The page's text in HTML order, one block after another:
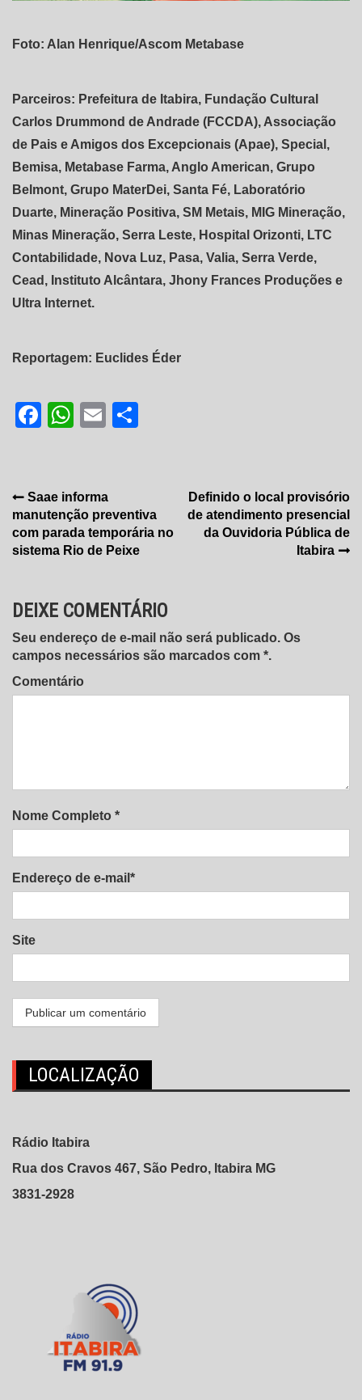
Foto: Alan Henrique/Ascom Metabase
Parceiros: Prefeitura de Itabira, Fundação Cultural
Carlos Drummond de Andrade (FCCDA), Associação
de Pais e Amigos dos Excepcionais (Apae), Special,
Bemisa, Metabase Farma, Anglo American, Grupo
Belmont, Grupo MaterDei, Santa Fé, Laboratório
Duarte, Mineração Positiva, SM Metais, MIG Mineração,
Minas Mineração, Serra Leste, Hospital Orizonti, LTC
Contabilidade, Nova Luz, Pasa, Valia, Serra Verde,
Cead, Instituto Alcântara, Jhony Frances Produções e
Ultra Internet.
Reportagem: Euclides Éder
Facebook
WhatsApp
Email
Navegação
de
Post
Saae informa
manutenção preventiva
com parada temporária no
sistema Rio de Peixe
Definido o local provisório
de atendimento presencial
da Ouvidoria Pública de
Itabira
DEIXE COMENTÁRIO
Seu endereço de e-mail não será publicado. Os
campos necessários são marcados com *.
Comentário
Nome Completo *
Endereço de e-mail*
Site
LOCALIZAÇÃO
Rádio Itabira
Rua dos Cravos 467, São Pedro, Itabira MG
3831-2928